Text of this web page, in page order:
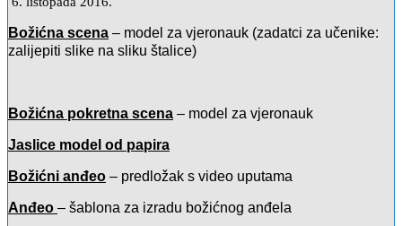
Božićna scena – model za vjeronauk (zadatci za učenike:
zalijepiti slike na sliku štalice)
Božićna pokretna scena – model za vjeronauk
Jaslice model od papira
Božićni anđeo – predložak s video uputama
Anđeo – šablona za izradu božićnog anđela